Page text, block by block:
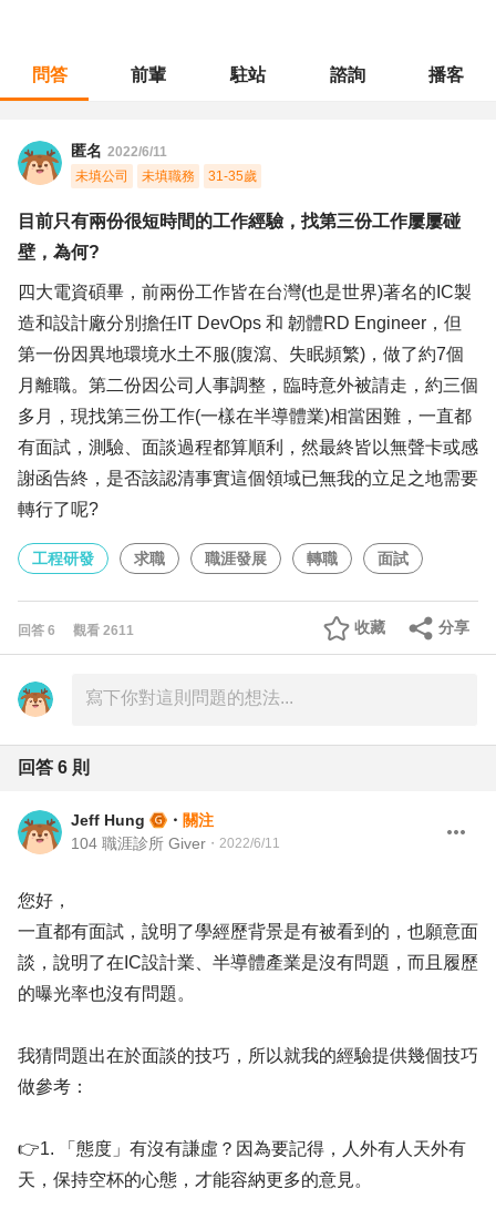
問答 前輩 駐站 諮詢 播客
匿名 2022/6/11
未填公司
未填職務 31-35歲
目前只有兩份很短時間的工作經驗，找第三份工作屢屢碰
壁，為何?
四大電資碩畢，前兩份工作皆在台灣(也是世界)著名的IC製
造和設計廠分別擔任IT DevOps 和 韌體RD Engineer，但
第一份因異地環境水土不服(腹瀉、失眠頻繁)，做了約7個
月離職。第二份因公司人事調整，臨時意外被請走，約三個
多月，現找第三份工作(一樣在半導體業)相當困難，一直都
有面試，測驗、面談過程都算順利，然最終皆以無聲卡或感
謝函告終，是否該認清事實這個領域已無我的立足之地需要
轉行了呢?
工程研發 求職 職涯發展 轉職 面試
回答 6 觀看 2611 分享
收藏
回答 6 則
Jeff Hung ・ 關注
104 職涯診所 Giver ・ 2022/6/11
您好，
一直都有面試，說明了學經歷背景是有被看到的，也願意面
談，說明了在IC設計業、半導體產業是沒有問題，而且履歷
的曝光率也沒有問題。
我猜問題出在於面談的技巧，所以就我的經驗提供幾個技巧
做參考：
👉1. 「態度」有沒有謙虛？因為要記得，人外有人天外有
天，保持空杯的心態，才能容納更多的意見。